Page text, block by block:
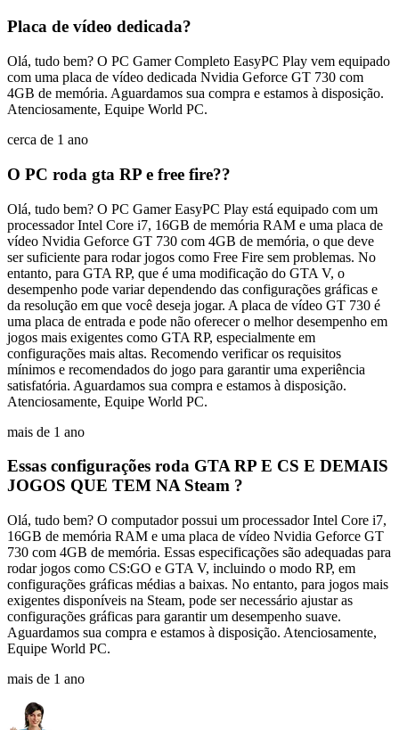
Placa de vídeo dedicada?
Olá, tudo bem? O PC Gamer Completo EasyPC Play vem equipado
com uma placa de vídeo dedicada Nvidia Geforce GT 730 com
4GB de memória. Aguardamos sua compra e estamos à disposição.
Atenciosamente, Equipe World PC.
cerca de 1 ano
O PC roda gta RP e free fire??
Olá, tudo bem? O PC Gamer EasyPC Play está equipado com um
processador Intel Core i7, 16GB de memória RAM e uma placa de
vídeo Nvidia Geforce GT 730 com 4GB de memória, o que deve
ser suficiente para rodar jogos como Free Fire sem problemas. No
entanto, para GTA RP, que é uma modificação do GTA V, o
desempenho pode variar dependendo das configurações gráficas e
da resolução em que você deseja jogar. A placa de vídeo GT 730 é
uma placa de entrada e pode não oferecer o melhor desempenho em
jogos mais exigentes como GTA RP, especialmente em
configurações mais altas. Recomendo verificar os requisitos
mínimos e recomendados do jogo para garantir uma experiência
satisfatória. Aguardamos sua compra e estamos à disposição.
Atenciosamente, Equipe World PC.
mais de 1 ano
Essas configurações roda GTA RP E CS E DEMAIS
JOGOS QUE TEM NA Steam ?
Olá, tudo bem? O computador possui um processador Intel Core i7,
16GB de memória RAM e uma placa de vídeo Nvidia Geforce GT
730 com 4GB de memória. Essas especificações são adequadas para
rodar jogos como CS:GO e GTA V, incluindo o modo RP, em
configurações gráficas médias a baixas. No entanto, para jogos mais
exigentes disponíveis na Steam, pode ser necessário ajustar as
configurações gráficas para garantir um desempenho suave.
Aguardamos sua compra e estamos à disposição. Atenciosamente,
Equipe World PC.
mais de 1 ano